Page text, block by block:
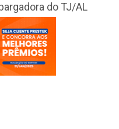
do TJ/AL